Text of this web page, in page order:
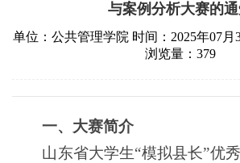
与案例分析大赛的
单位：公共管理学院 时间：2025年07月
浏览量： 379
一、 大赛简介
山东省大学生“模拟县长”优